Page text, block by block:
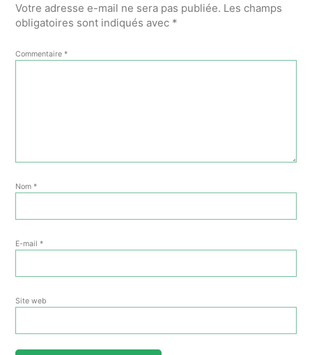
Votre adresse e-mail ne sera pas publiée. Les champs
obligatoires sont indiqués avec *
Commentaire *
Nom *
E-mail *
Site web